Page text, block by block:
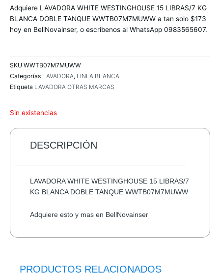
original
era:
$223.5.
actual
es:
$173.0.
Adquiere LAVADORA WHITE WESTINGHOUSE 15 LIBRAS/7 KG
BLANCA DOBLE TANQUE WWTB07M7MUWW a tan solo $173
hoy en BellNovainser, o escribenos al WhatsApp 0983565607.
SKU WWTB07M7MUWW
Categorías LAVADORA, LINEA BLANCA.
Etiqueta LAVADORA OTRAS MARCAS
Sin existencias
DESCRIPCIÓN
LAVADORA WHITE WESTINGHOUSE 15 LIBRAS/7
KG BLANCA DOBLE TANQUE WWTB07M7MUWW
Adquiere esto y mas en BellNovainser
PRODUCTOS RELACIONADOS